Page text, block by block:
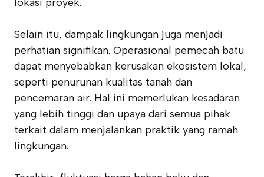
Selain itu, dampak lingkungan juga menjadi
perhatian signifikan. Operasional pemecah batu
dapat menyebabkan kerusakan ekosistem lokal,
seperti penurunan kualitas tanah dan
pencemaran air. Hal ini memerlukan kesadaran
yang lebih tinggi dan upaya dari semua pihak
terkait dalam menjalankan praktik yang ramah
lingkungan.